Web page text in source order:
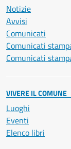
Notizie
Avvisi
Comunicati
Comunicati
Comunicati
VIVERE IL COMUNE
Luoghi
Eventi
Elenco libri